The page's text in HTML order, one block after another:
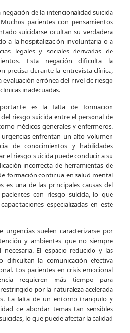
de la intencionalidad suicida
pacientes con pensamientos
suicidarse ocultan su verdadera
a la hospitalización involuntaria o a
legales y sociales derivadas de
Esta negación dificulta la
precisa durante la entrevista clínica,
evaluación errónea del nivel de riesgo
inadecuadas.
es la falta de formación
riesgo suicida entre el personal de
médicos generales y enfermeros.
enfrentan un alto volumen
de conocimientos y habilidades
el riesgo suicida puede conducir a su
incorrecta de herramientas de
formación continua en salud mental
es una de las principales causas del
con riesgo suicida, lo que
especializadas en este
urgencias suelen caracterizarse por
y ambientes que no siempre
necesaria. El espacio reducido y las
dificultan la comunicación efectiva
Los pacientes en crisis emocional
requieren más tiempo para
por la naturaleza acelerada
La falta de un entorno tranquilo y
de abordar temas tan sensibles
lo que puede afectar la calidad